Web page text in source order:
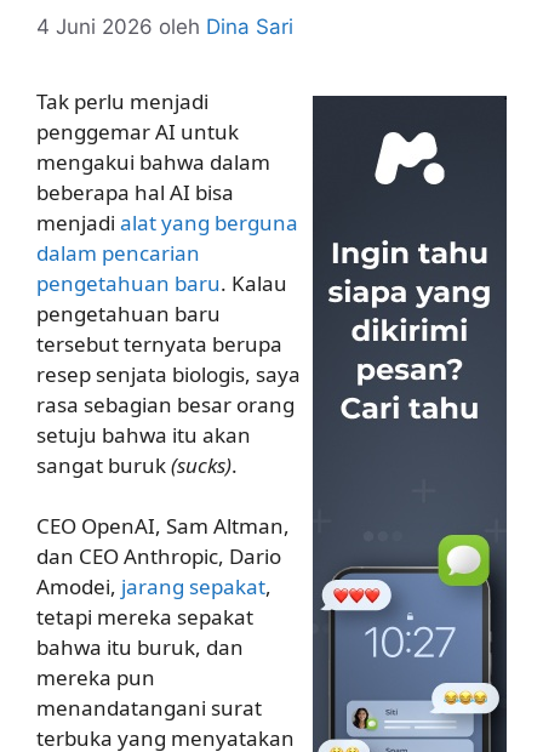
4 Juni 2026 oleh Dina Sari
Tak perlu menjadi
penggemar AI untuk
mengakui bahwa dalam
beberapa hal AI bisa
menjadi alat yang berguna
dalam pencarian
pengetahuan baru. Kalau
pengetahuan baru
tersebut ternyata berupa
resep senjata biologis, saya
rasa sebagian besar orang
setuju bahwa itu akan
sangat buruk(sucks).
CEO OpenAI, Sam Altman,
dan CEO Anthropic, Dario
Amodei, jarang sepakat,
tetapi mereka sepakat
bahwa itu buruk, dan
mereka pun
menandatangani surat
terbuka yang menyatakan